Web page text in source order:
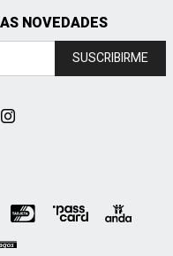
NOVEDADES
SUSCRIBIRME
